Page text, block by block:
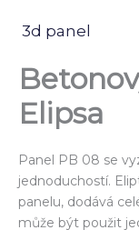
3d panel
Elipsa
Panel PB 08 se
jednoduchostí.
panelu, dodává
může být použit